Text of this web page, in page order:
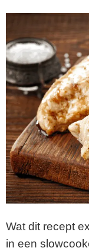
Wat dit recept
in een